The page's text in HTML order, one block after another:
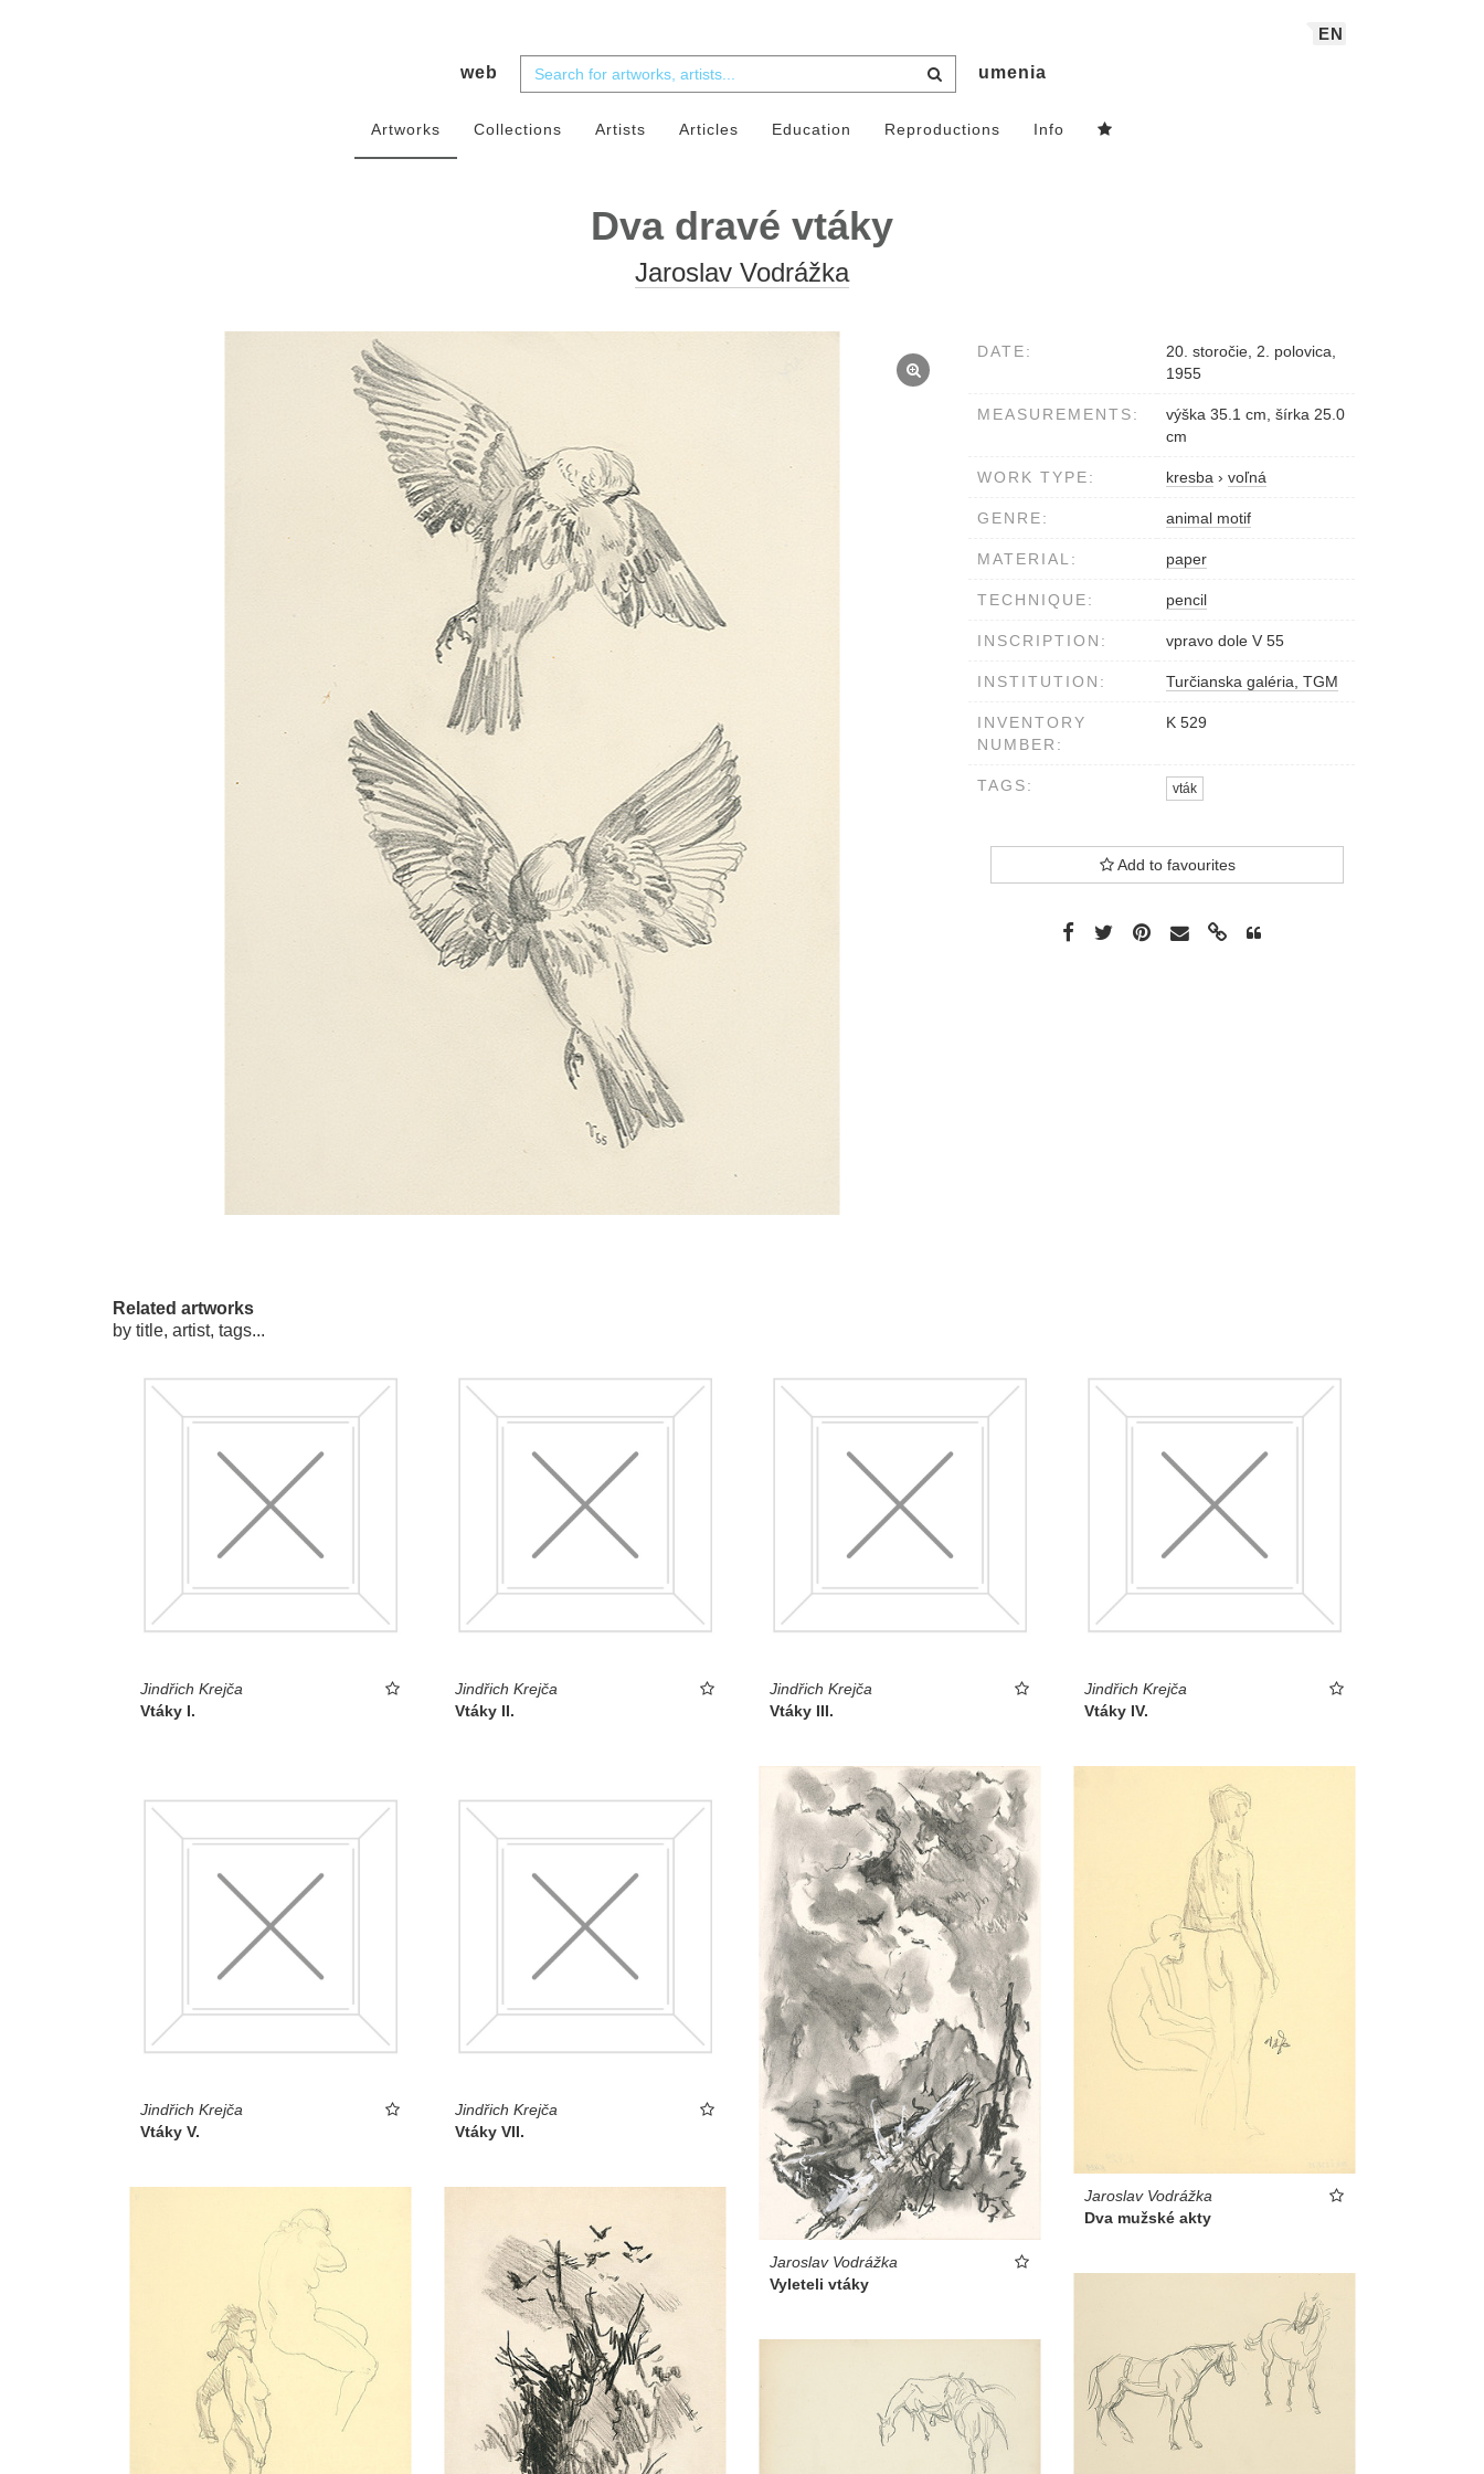
EN
web umenia
Artworks Collections Artists Articles Education Reproductions Info
Dva dravé vtáky
Jaroslav Vodrážka
DATE:
20. storočie, 2. polovica,
1955
MEASUREMENTS:
výška 35.1 cm, šírka 25.0
cm
WORK TYPE: kresba › voľná
GENRE: animal motif
MATERIAL: paper
TECHNIQUE: pencil
INSCRIPTION: vpravo dole V 55
INSTITUTION: Turčianska galéria, TGM
INVENTORY
NUMBER:
K 529
TAGS: vták
Add to favourites
Related artworks
by title, artist, tags...
Jindřich Krejča
Vtáky I.
Jindřich Krejča
Vtáky II.
Jindřich Krejča
Vtáky III.
Jindřich Krejča
Vtáky IV.
Jindřich Krejča
Vtáky V.
Jindřich Krejča
Vtáky VII.
Jaroslav Vodrážka
Vyleteli vtáky
Jaroslav Vodrážka
Dva mužské akty